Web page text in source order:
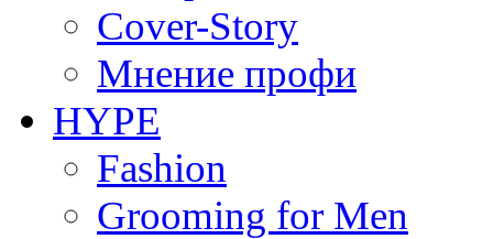
Cover-Story
Мнение профи
HYPE
Fashion
Grooming for Men